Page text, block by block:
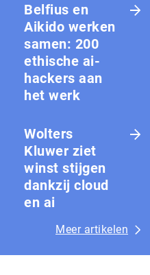
Belfius en
Aikido werken
samen: 200
ethische ai-
hackers aan
het werk
Wolters
Kluwer ziet
winst stijgen
dankzij cloud
en ai
Meer artikelen